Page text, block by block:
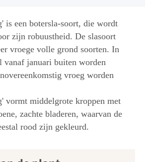
is een botersla-soort, die wordt
zijn robuustheid. De slasoort
vroege volle grond soorten. In
vanaf januari buiten worden
vroeg worden
vormt middelgrote kroppen met
zachte bladeren, waarvan de
rood zijn gekleurd.